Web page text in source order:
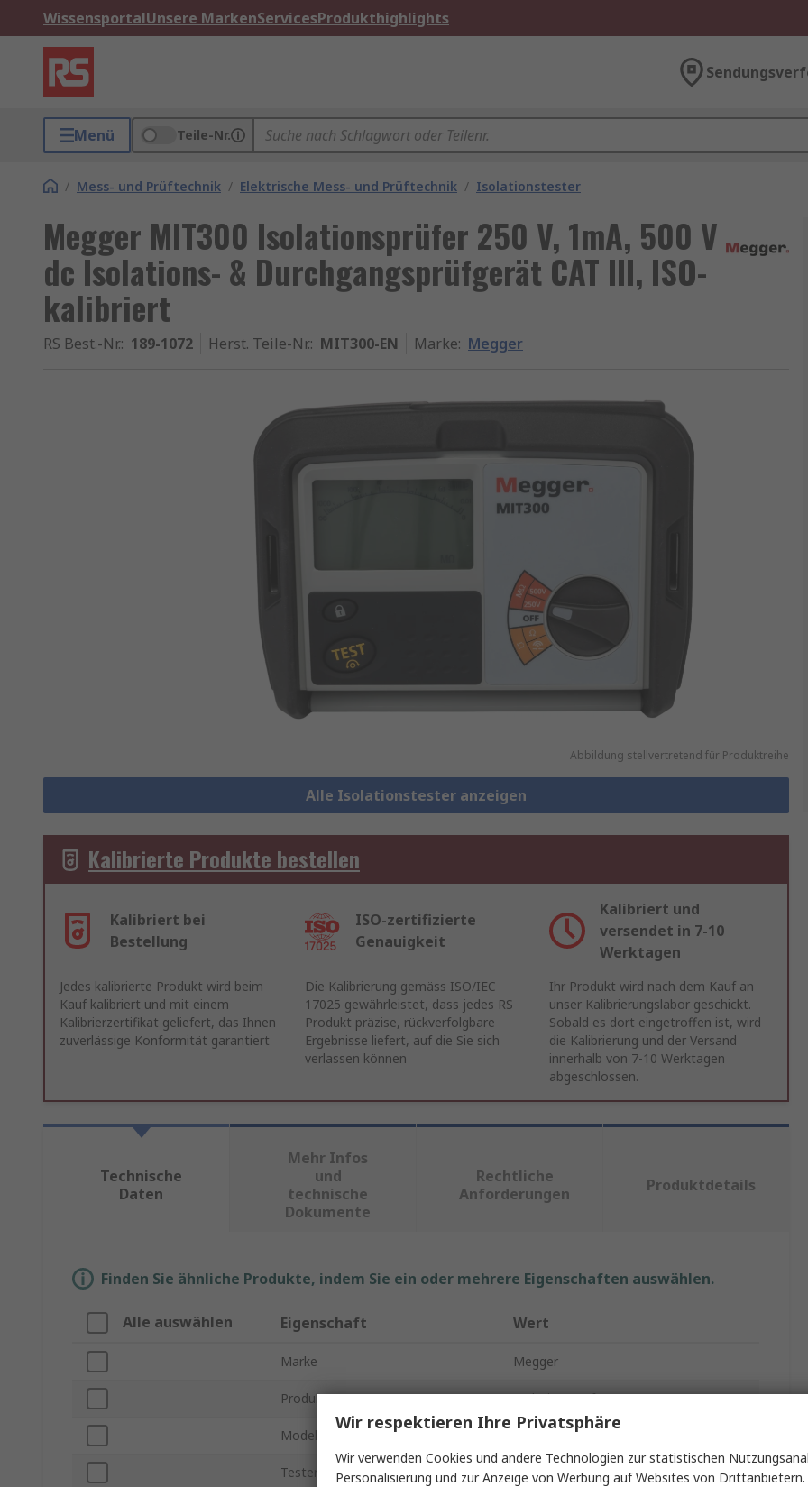
WissensportalUnsere MarkenServicesProdukthighlights
Menü Teile-Nr.
/ Mess- und Prüftechnik / Elektrische Mess- und Prüftechnik / Isolationstester
Megger MIT300 Isolationsprüfer 250 V, 1mA, 500 V
dc Isolations- & Durchgangsprüfgerät CAT III, ISO-
kalibriert
RS Best.-Nr.: 189-1072 Herst. Teile-Nr.: MIT300-EN Marke: Megger
Abbildung stellvertretend für Produktreihe
Alle Isolationstester anzeigen
Kalibrierte Produkte bestellen
Kalibriert bei
Bestellung
ISO-zertifizierte
Genauigkeit
Kalibriert und
versendet in 7-10
Werktagen
Jedes kalibrierte Produkt wird beim
Kauf kalibriert und mit einem
Kalibrierzertifikat geliefert, das Ihnen
zuverlässige Konformität garantiert
Die Kalibrierung gemäss ISO/IEC
17025 gewährleistet, dass jedes RS
Produkt präzise, rückverfolgbare
Ergebnisse liefert, auf die Sie sich
verlassen können
Ihr Produkt wird nach dem Kauf an
unser Kalibrierungslabor geschickt.
Sobald es dort eingetroffen ist, wird
die Kalibrierung und der Versand
innerhalb von 7-10 Werktagen
abgeschlossen.
Technische
Daten
Mehr Infos
und
technische
Dokumente
Rechtliche
Anforderungen
Produktdetails
Finden Sie ähnliche Produkte, indem Sie ein oder mehrere Eigenschaften auswählen.
Alle auswählen Eigenschaft Wert
Marke Megger
Produkt Typ Isolationsprüfer
Modellnummer
Tester Typ Isolations- & Durchgangsprüfgerät
Wir respektieren Ihre Privatsphäre
Wir verwenden Cookies und andere Technologien zur statistischen
Personalisierung und zur Anzeige von Werbung auf Websites von